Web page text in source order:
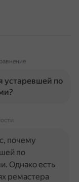
устаревшей по
почему
по
Однако есть
ремастера